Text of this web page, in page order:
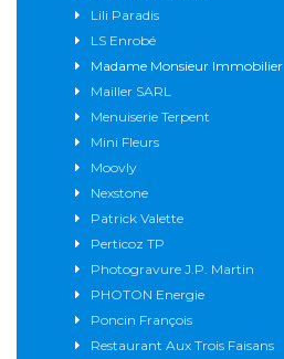
Lili Paradis
LS Enrobé
Madame Monsieur Immobilier
Mailler SARL
Menuiserie Terpent
Mini Fleurs
Moovly
Nexstone
Patrick Valette
Perticoz TP
Photogravure J.P. Martin
PHOTON Energie
Poncin François
Restaurant Aux Trois Faisans